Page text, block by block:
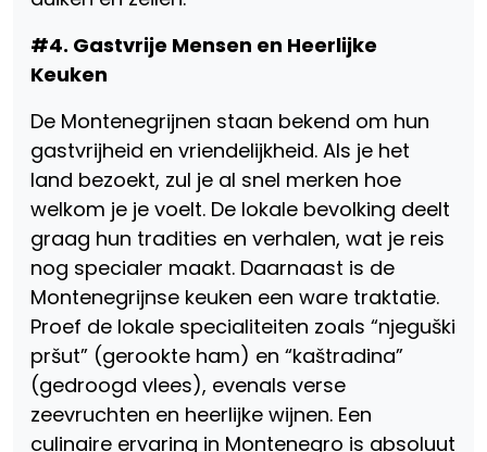
#4. Gastvrije Mensen en Heerlijke
Keuken
De Montenegrijnen staan bekend om hun
gastvrijheid en vriendelijkheid. Als je het
land bezoekt, zul je al snel merken hoe
welkom je je voelt. De lokale bevolking deelt
graag hun tradities en verhalen, wat je reis
nog specialer maakt. Daarnaast is de
Montenegrijnse keuken een ware traktatie.
Proef de lokale specialiteiten zoals “njeguški
pršut” (gerookte ham) en “kaštradina”
(gedroogd vlees), evenals verse
zeevruchten en heerlijke wijnen. Een
culinaire ervaring in Montenegro is absoluut